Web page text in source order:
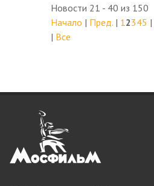
Новости 21 - 40 из 150
Начало | Пред. | 12345 |
| Все